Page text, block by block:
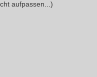
aufpassen...)